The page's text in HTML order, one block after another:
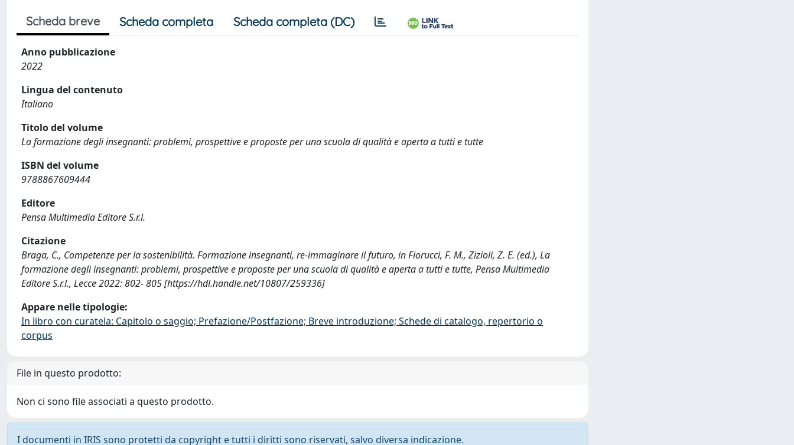
Scheda breve Scheda completa Scheda completa (DC)
Anno pubblicazione
2022
Lingua del contenuto
Italiano
Titolo del volume
La formazione degli insegnanti: problemi, prospettive e proposte per una scuola di qualità e aperta a tutti e tutte
ISBN del volume
9788867609444
Editore
Pensa Multimedia Editore S.r.l.
Citazione
Braga, C., Competenze per la sostenibilità. Formazione insegnanti, re-immaginare il futuro, in Fiorucci, F. M., Zizioli, Z. E. (ed.), La
formazione degli insegnanti: problemi, prospettive e proposte per una scuola di qualità e aperta a tutti e tutte, Pensa Multimedia
Editore S.r.l., Lecce 2022: 802- 805 [https://hdl.handle.net/10807/259336]
Appare nelle tipologie:
In libro con curatela: Capitolo o saggio; Prefazione/Postfazione; Breve introduzione; Schede di catalogo, repertorio o
corpus
File in questo prodotto:
Non ci sono file associati a questo prodotto.
I documenti in IRIS sono protetti da copyright e tutti i diritti sono riservati, salvo diversa indicazione.